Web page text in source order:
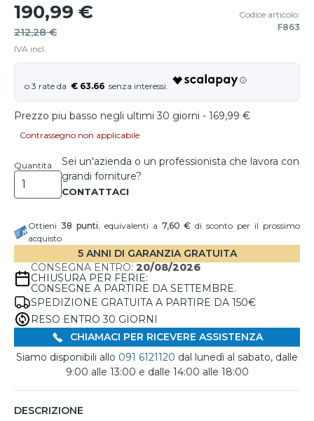
190,99 €
212,28 €
IVA incl.
Codice articolo:
F863
€ 63.66
Prezzo piu basso negli ultimi 30 giorni - 169,99 €
Contrassegno non applicabile
Quantità
Sei un'azienda o un professionista che lavora con
grandi forniture?
Ottieni 38 punti, equivalenti a 7,60 € di sconto per il prossimo
acquisto
5 ANNI DI GARANZIA GRATUITA
CONSEGNA ENTRO: 20/08/2026
CHIUSURA PER FERIE:
CONSEGNE A PARTIRE DA SETTEMBRE.
SPEDIZIONE GRATUITA A PARTIRE DA 150€
RESO ENTRO 30 GIORNI
CHIAMACI PER RICEVERE ASSISTENZA
Siamo disponibili allo 091 6121120 dal lunedì al sabato, dalle
9:00 alle 13:00 e dalle 14:00 alle 18:00
DESCRIZIONE